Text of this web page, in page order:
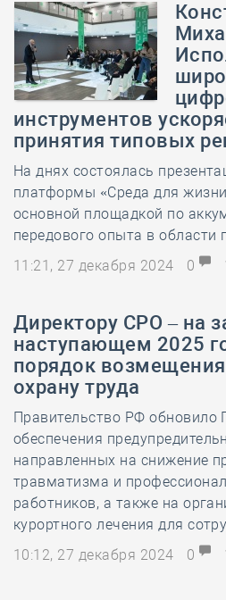
инструментов
принятия типовых
На днях состоялась
платформы «Среда для
основной площадкой по
передового опыта в области
11:21, 27 декабря 2024
0
Директору СРО – на
наступающем 2025
порядок
охрану труда
Правительство РФ обновило
обеспечения
направленных на снижение
травматизма и
работников, а также на
курортного лечения для
10:12, 27 декабря 2024
0